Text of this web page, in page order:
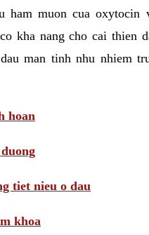
ham muon cua oxytocin
kha nang cho cai thien
man tinh nhu nhiem
hoan
tiet nieu o dau
khoa